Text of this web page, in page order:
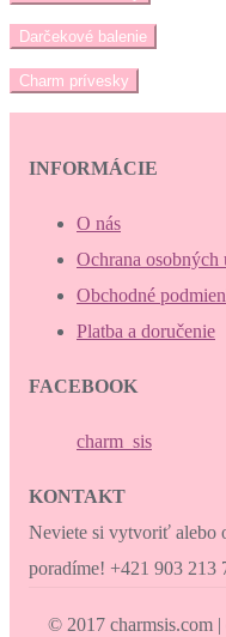
Darčekové balenie
Charm prívesky
INFORMÁCIE
O nás
Ochrana osobných
Obchodné
Platba a doručenie
FACEBOOK
charm_sis
KONTAKT
Neviete si vytvoriť alebo
poradíme! +421 903 213
© 2017 charmsis.com